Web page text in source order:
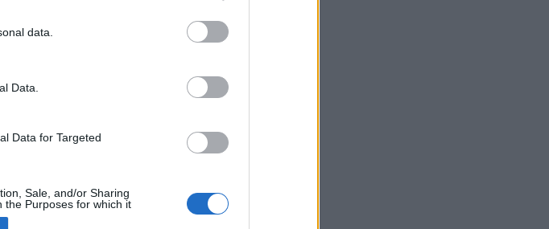
data.
Data.
Data for Targeted
Sale, and/or Sharing
the Purposes for which it